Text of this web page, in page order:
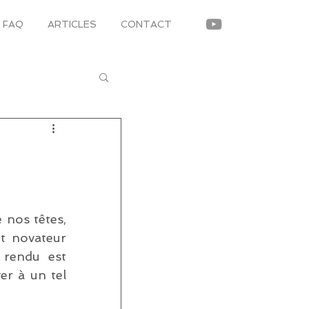
FAQ ARTICLES CONTACT
nos têtes,
novateur
est
à un tel